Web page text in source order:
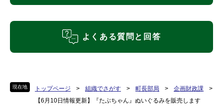
現在地 トップページ > 組織でさがす > 町長部局 > 企画財政課
>
【6月10日情報更新】『たぶちゃん』ぬいぐるみを販売します
よくある質問と回答